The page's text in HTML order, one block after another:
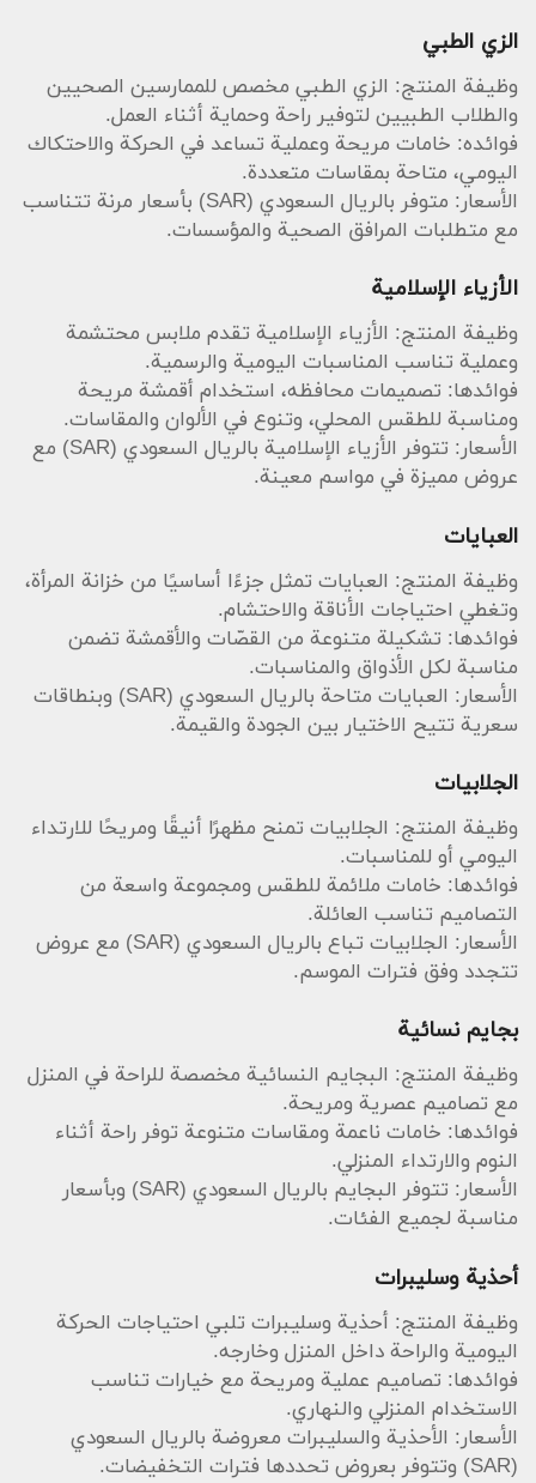
الزي الطبي
وظيفة المنتج: الزي الطبي مخصص للممارسين الصحيين
والطلاب الطبيين لتوفير راحة وحماية أثناء العمل.
فوائده: خامات مريحة وعملية تساعد في الحركة والاحتكاك
اليومي، متاحة بمقاسات متعددة.
الأسعار: متوفر بالريال السعودي (SAR) بأسعار مرنة تتناسب
مع متطلبات المرافق الصحية والمؤسسات.
الأزياء الإسلامية
وظيفة المنتج: الأزياء الإسلامية تقدم ملابس محتشمة
وعملية تناسب المناسبات اليومية والرسمية.
فوائدها: تصميمات محافظه، استخدام أقمشة مريحة
ومناسبة للطقس المحلي، وتنوع في الألوان والمقاسات.
الأسعار: تتوفر الأزياء الإسلامية بالريال السعودي (SAR) مع
عروض مميزة في مواسم معينة.
العبايات
وظيفة المنتج: العبايات تمثل جزءًا أساسيًا من خزانة المرأة،
وتغطي احتياجات الأناقة والاحتشام.
فوائدها: تشكيلة متنوعة من القصّات والأقمشة تضمن
مناسبة لكل الأذواق والمناسبات.
الأسعار: العبايات متاحة بالريال السعودي (SAR) وبنطاقات
سعرية تتيح الاختيار بين الجودة والقيمة.
الجلابيات
وظيفة المنتج: الجلابيات تمنح مظهرًا أنيقًا ومريحًا للارتداء
اليومي أو للمناسبات.
فوائدها: خامات ملائمة للطقس ومجموعة واسعة من
التصاميم تناسب العائلة.
الأسعار: الجلابيات تباع بالريال السعودي (SAR) مع عروض
تتجدد وفق فترات الموسم.
بجايم نسائية
وظيفة المنتج: البجايم النسائية مخصصة للراحة في المنزل
مع تصاميم عصرية ومريحة.
فوائدها: خامات ناعمة ومقاسات متنوعة توفر راحة أثناء
النوم والارتداء المنزلي.
الأسعار: تتوفر البجايم بالريال السعودي (SAR) وبأسعار
مناسبة لجميع الفئات.
أحذية وسليبرات
وظيفة المنتج: أحذية وسليبرات تلبي احتياجات الحركة
اليومية والراحة داخل المنزل وخارجه.
فوائدها: تصاميم عملية ومريحة مع خيارات تناسب
الاستخدام المنزلي والنهاري.
الأسعار: الأحذية والسليبرات معروضة بالريال السعودي
(SAR) وتتوفر بعروض تحددها فترات التخفيضات.